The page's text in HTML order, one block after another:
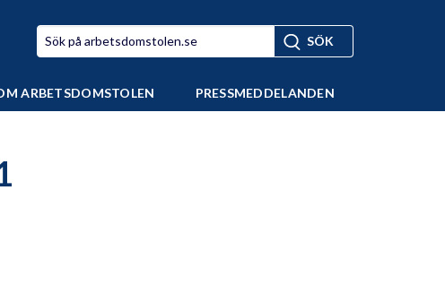
ARBETSDOMSTOLEN PRESSMEDDELANDEN